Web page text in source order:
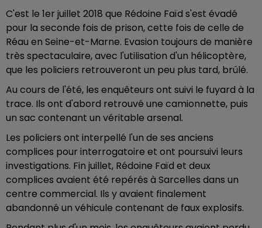
C'est le 1er juillet 2018 que Rédoine Faïd s'est évadé
pour la seconde fois de prison, cette fois de celle de
Réau en Seine-et-Marne. Evasion toujours de manière
très spectaculaire, avec l'utilisation d'un hélicoptère,
que les policiers retrouveront un peu plus tard, brûlé.
Au cours de l'été, les enquêteurs ont suivi le fuyard à la
trace. Ils ont d'abord retrouvé une camionnette, puis
un sac contenant un véritable arsenal.
Les policiers ont interpellé l'un de ses anciens
complices pour interrogatoire et ont poursuivi leurs
investigations. Fin juillet, Rédoine Faïd et deux
complices avaient été repérés à Sarcelles dans un
centre commercial. Ils y avaient finalement
abandonné un véhicule contenant de faux explosifs.